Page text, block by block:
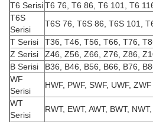
T6 SerisiT6 76, T6 86, T6 101, T6
T6S
Serisi
T6S 76, T6S 86, T6S 101,
T Serisi
T36, T46, T56, T66, T76,
Z Serisi
Z46, Z56, Z66, Z76, Z86,
B Serisi
B36, B46, B56, B66, B76,
WF
Serisi
HWF, PWF, SWF, UWF, ZWF
WT
Serisi
RWT, EWT, AWT, BWT,